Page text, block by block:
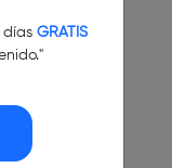
GRATIS